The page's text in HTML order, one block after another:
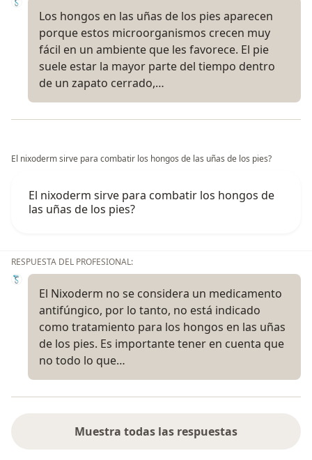
Los hongos en las uñas de los pies aparecen
porque estos microorganismos crecen muy
fácil en un ambiente que les favorece. El pie
suele estar la mayor parte del tiempo dentro
de un zapato cerrado,…
El nixoderm sirve para combatir los hongos de las uñas de los pies?
El nixoderm sirve para combatir los hongos de
las uñas de los pies?
RESPUESTA DEL PROFESIONAL:
El Nixoderm no se considera un medicamento
antifúngico, por lo tanto, no está indicado
como tratamiento para los hongos en las uñas
de los pies. Es importante tener en cuenta que
no todo lo que…
Muestra todas las respuestas